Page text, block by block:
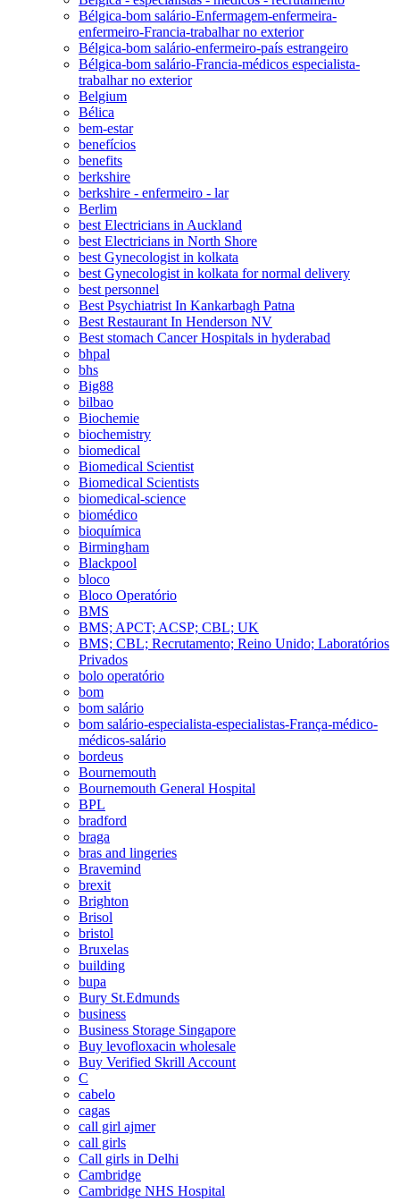
Bélgica-bom salário-Enfermagem-enfermeira-
enfermeiro-Francia-trabalhar no exterior
Bélgica-bom salário-enfermeiro-país estrangeiro
Bélgica-bom salário-Francia-médicos especialista-
trabalhar no exterior
Belgium
Bélica
bem-estar
benefícios
benefits
berkshire
berkshire - enfermeiro - lar
Berlim
best Electricians in Auckland
best Electricians in North Shore
best Gynecologist in kolkata
best Gynecologist in kolkata for normal delivery
best personnel
Best Psychiatrist In Kankarbagh Patna
Best Restaurant In Henderson NV
Best stomach Cancer Hospitals in hyderabad
bhpal
bhs
Big88
bilbao
Biochemie
biochemistry
biomedical
Biomedical Scientist
Biomedical Scientists
biomedical-science
biomédico
bioquímica
Birmingham
Blackpool
bloco
Bloco Operatório
BMS
BMS; APCT; ACSP; CBL; UK
BMS; CBL; Recrutamento; Reino Unido; Laboratórios
Privados
bolo operatório
bom
bom salário
bom salário-especialista-especialistas-França-médico-
médicos-salário
bordeus
Bournemouth
Bournemouth General Hospital
BPL
bradford
braga
bras and lingeries
Bravemind
brexit
Brighton
Brisol
bristol
Bruxelas
building
bupa
Bury St.Edmunds
business
Business Storage Singapore
Buy levofloxacin wholesale
Buy Verified Skrill Account
C
cabelo
cagas
call girl ajmer
call girls
Call girls in Delhi
Cambridge
Cambridge NHS Hospital